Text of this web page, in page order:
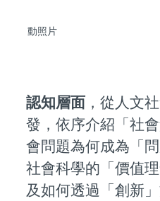
動照片
認知層面 ，從人文
發，依序介紹「社
會問題為何成為「
社會科學的「價值
及如何透過「創新